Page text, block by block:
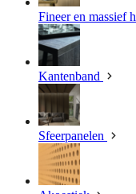
Fineer en massief
Kantenband
Sfeerpanelen